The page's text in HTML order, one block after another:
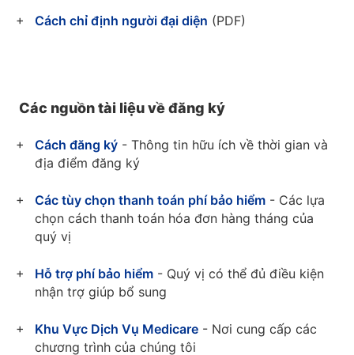
Cách chỉ định người đại diện (PDF)
Các nguồn tài liệu về đăng ký
Cách đăng ký - Thông tin hữu ích về thời gian và
địa điểm đăng ký
Các tùy chọn thanh toán phí bảo hiểm - Các lựa
chọn cách thanh toán hóa đơn hàng tháng của
quý vị
Hỗ trợ phí bảo hiểm - Quý vị có thể đủ điều kiện
nhận trợ giúp bổ sung
Khu Vực Dịch Vụ Medicare - Nơi cung cấp các
chương trình của chúng tôi